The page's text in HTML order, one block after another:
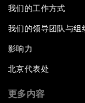
我们的工作方式
我们的领导团队与组
影响力
北京代表处
更多内容